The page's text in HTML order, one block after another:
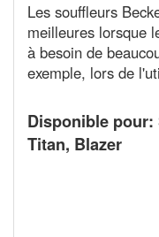
Les souffleurs
meilleures lorsque
à besoin de
exemple, lors de
Disponible pour:
Titan, Blazer